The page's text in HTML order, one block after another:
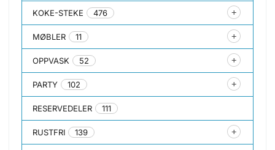
KOKE-STEKE 476
MØBLER 11
OPPVASK 52
PARTY 102
RESERVEDELER 111
RUSTFRI 139